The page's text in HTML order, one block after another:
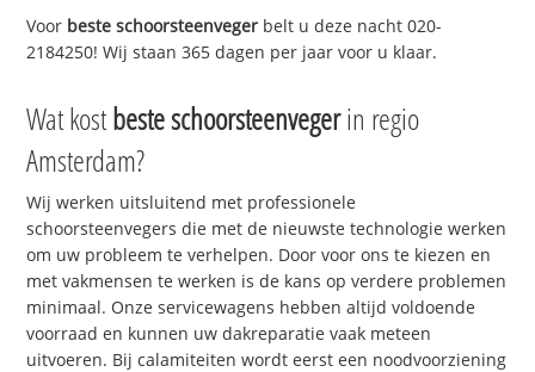
Voor beste schoorsteenveger belt u deze nacht 020-
2184250! Wij staan 365 dagen per jaar voor u klaar.
Wat kostbeste schoorsteenvegerin regio
Amsterdam?
Wij werken uitsluitend met professionele
schoorsteenvegers die met de nieuwste technologie werken
om uw probleem te verhelpen. Door voor ons te kiezen en
met vakmensen te werken is de kans op verdere problemen
minimaal. Onze servicewagens hebben altijd voldoende
voorraad en kunnen uw dakreparatie vaak meteen
uitvoeren. Bij calamiteiten wordt eerst een noodvoorziening